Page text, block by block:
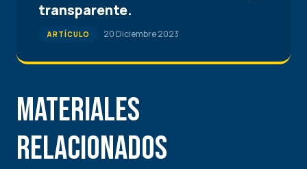
transparente.
ARTÍCULO 20 Diciembre 2023
Materiales
Relacionados